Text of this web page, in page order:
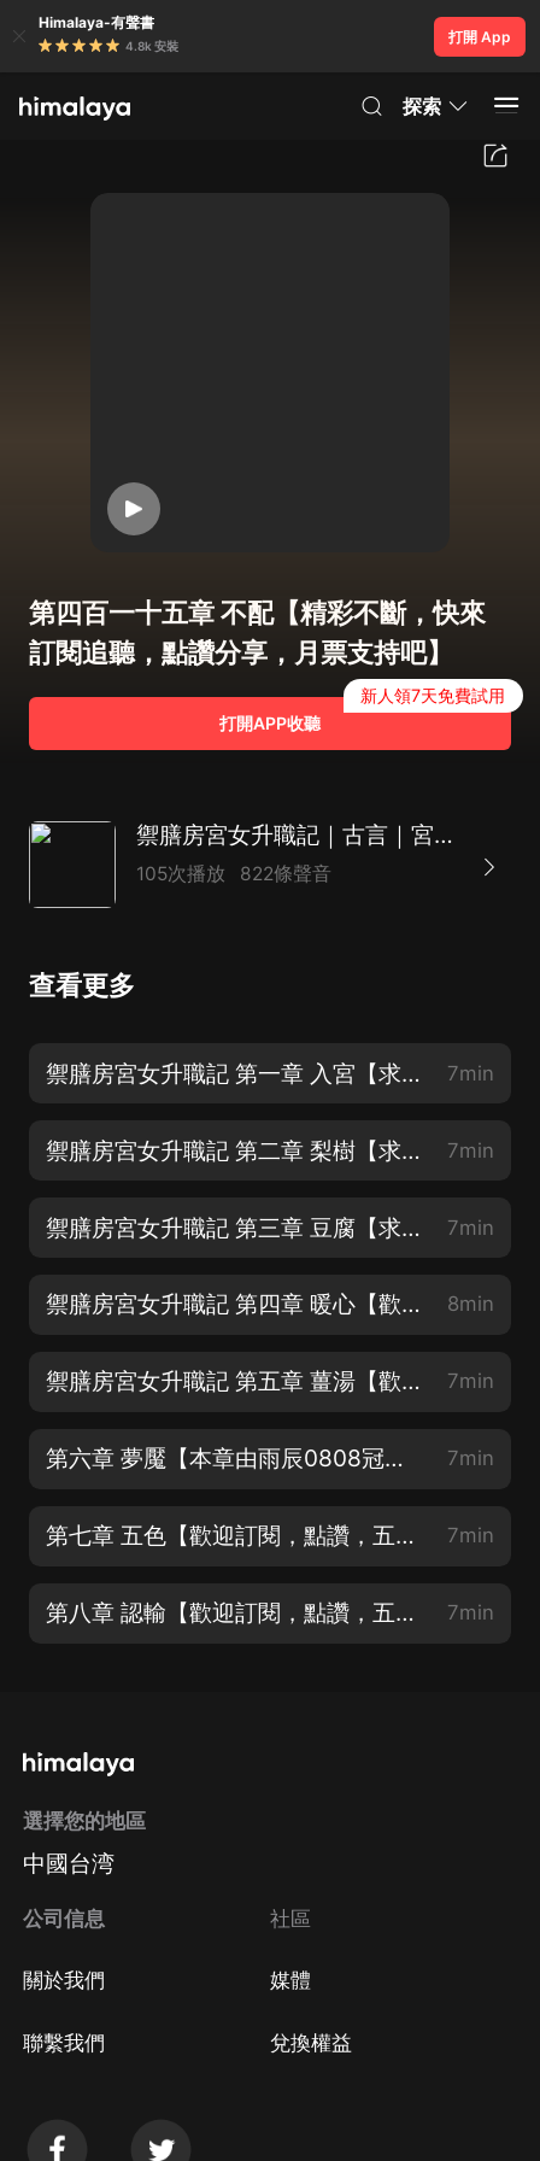
Himalaya-有聲書
4.8k 安裝
打開 App
探索
第四百一十五章 不配【精彩不斷，快來
訂閱追聽，點讚分享，月票支持吧】
打開APP收聽
新人領7天免費試用
禦膳房宮女升職記｜古言｜宮鬥｜AI 多播
105次播放 822條聲音
查看更多
禦膳房宮女升職記 第一章 入宮【求訂閱，求點讚，求五星好評，求月票支持】 7min
禦膳房宮女升職記 第二章 梨樹【求訂閱，求點讚，求五星好評，求月票支持】_縮混 7min
禦膳房宮女升職記 第三章 豆腐【求訂閱，求點讚，求五星好評，求月票支持】 7min
禦膳房宮女升職記 第四章 暖心【歡迎訂閱，點讚，五星好評，月票支持】 8min
禦膳房宮女升職記 第五章 薑湯【歡迎訂閱，點讚，五星好評，月票支持】 7min
第六章 夢魘【本章由雨辰0808冠名播出】 7min
第七章 五色【歡迎訂閱，點讚，五星好評，月票支持】 7min
第八章 認輸【歡迎訂閱，點讚，五星好評，月票支持】 7min
選擇您的地區
中國台湾
公司信息
關於我們
聯繫我們
社區
媒體
兌換權益